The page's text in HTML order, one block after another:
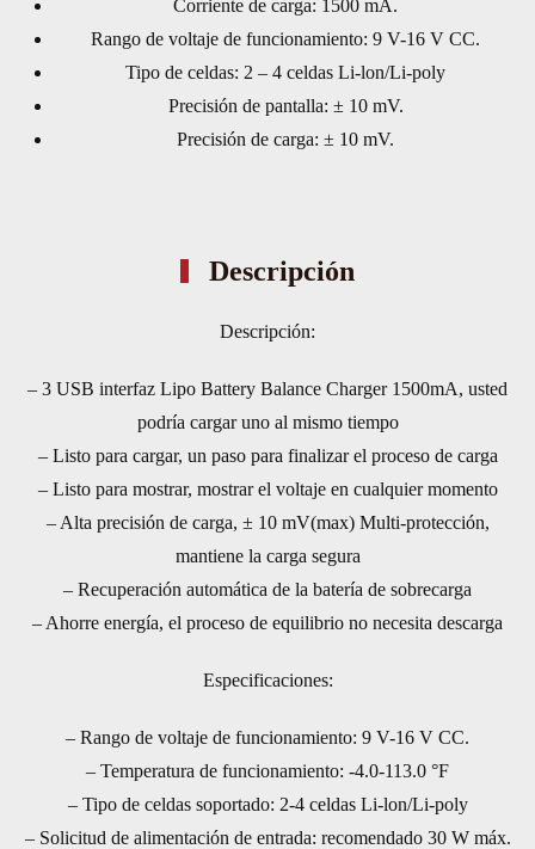
4S15D
2S
3S
Corriente de carga: 1500 mA.
Rango de voltaje de funcionamiento: 9 V-16 V CC.
Tipo de celdas: 2 – 4 celdas Li-lon/Li-poly
Precisión de pantalla: ± 10 mV.
Precisión de carga: ± 10 mV.
Descripción
Descripción:
– 3 USB interfaz Lipo Battery Balance Charger 1500mA, usted
podría cargar uno al mismo tiempo
– Listo para cargar, un paso para finalizar el proceso de carga
– Listo para mostrar, mostrar el voltaje en cualquier momento
– Alta precisión de carga, ± 10 mV(max) Multi-protección,
mantiene la carga segura
– Recuperación automática de la batería de sobrecarga
– Ahorre energía, el proceso de equilibrio no necesita descarga
Especificaciones:
– Rango de voltaje de funcionamiento: 9 V-16 V CC.
– Temperatura de funcionamiento: -4.0-113.0 °F
– Tipo de celdas soportado: 2-4 celdas Li-lon/Li-poly
– Solicitud de alimentación de entrada: recomendado 30 W máx.